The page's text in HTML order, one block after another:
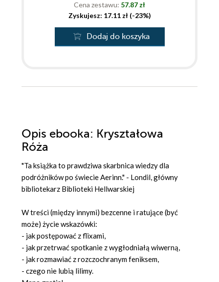
Cena zestawu: 57.87 zł
Zyskujesz: 17.11 zł (-23%)
Dodaj do koszyka
Opis ebooka: Kryształowa
Róża
"Ta książka to prawdziwa skarbnica wiedzy dla
podróżników po świecie Aerinn." - Londil, główny
bibliotekarz Biblioteki Hellwarskiej
W treści (między innymi) bezcenne i ratujące (być
może) życie wskazówki:
- jak postępować z flixami,
- jak przetrwać spotkanie z wygłodniałą wiwerną,
- jak rozmawiać z rozczochranym feniksem,
- czego nie lubią lilimy.